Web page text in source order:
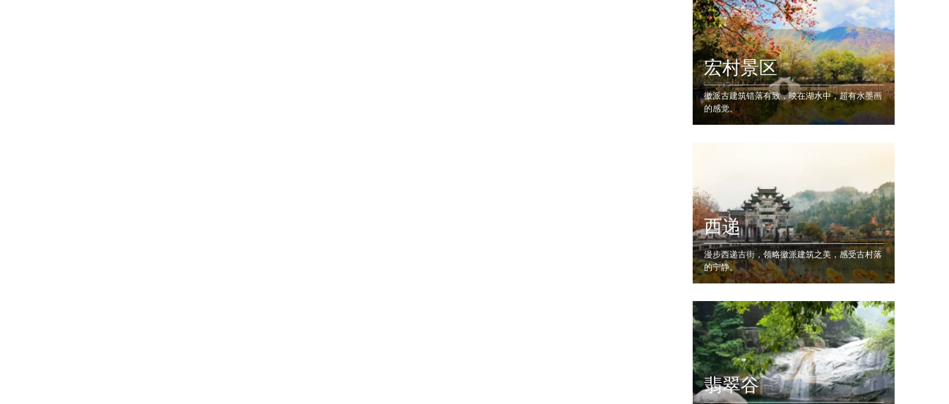
宏村景区
徽派古建筑错落有致，映在湖水中，超有水墨画
的感觉。
西递
漫步西递古街，领略徽派建筑之美，感受古村落
的宁静。
翡翠谷